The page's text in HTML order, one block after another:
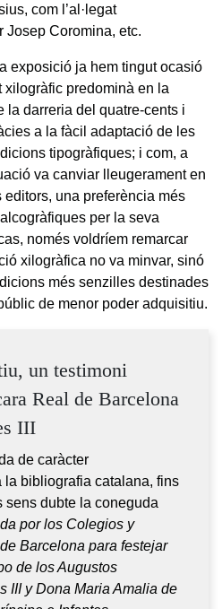
com l’al·legat
Josep Coromina, etc.
exposició ja hem tingut ocasió
xilogràfic predominà en la
la darreria del quatre-cents i
a la fàcil adaptació de les
tipogràfiques; i com, a
va canviar lleugerament en
una preferència més
per la seva
només voldríem remarcar
xilogràfica no va minvar, sinó
més senzilles destinades
de menor poder adquisitiu.
un testimoni
Real de Barcelona
III
de caràcter
la bibliografia catalana, fins
sens dubte la coneguda
por los Colegios y
Barcelona para festejar
de los Augustos
III y Dona Maria Amalia de